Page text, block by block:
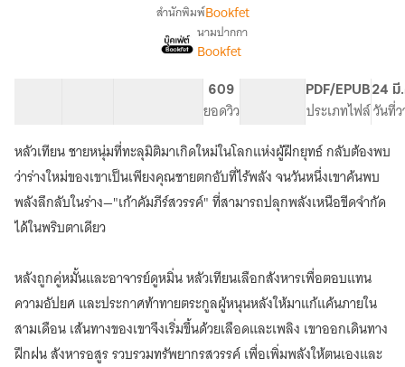
เรื่อง
เก้า
คัมภีร์
สวรรค์
ราชัน
ไร้
เทียม
ทาน
สำนักพิมพ์Bookfet
นามปากกา
Bookfet
609
ยอดวิว
PDF/EPUB
ประเภทไฟล์
24 มี
วันที่
หลัวเทียน ชายหนุ่มที่ทะลุมิติมาเกิดใหม่ในโลกแห่งผู้ฝึกยุทธ์ กลับต้องพบ
ว่าร่างใหม่ของเขาเป็นเพียงคุณชายตกอับที่ไร้พลัง จนวันหนึ่งเขาค้นพบ
พลังลึกลับในร่าง—"เก้าคัมภีร์สวรรค์" ที่สามารถปลุกพลังเหนือขีดจำกัด
ได้ในพริบตาเดียว
หลังถูกคู่หมั้นและอาจารย์ดูหมิ่น หลัวเทียนเลือกสังหารเพื่อตอบแทน
ความอัปยศ และประกาศท้าทายตระกูลผู้หนุนหลังให้มาแก้แค้นภายใน
สามเดือน เส้นทางของเขาจึงเริ่มขึ้นด้วยเลือดและเพลิง เขาออกเดินทาง
ฝึกฝน สังหารอสูร รวบรวมทรัพยากรสวรรค์ เพื่อเพิ่มพลังให้ตนเองและ